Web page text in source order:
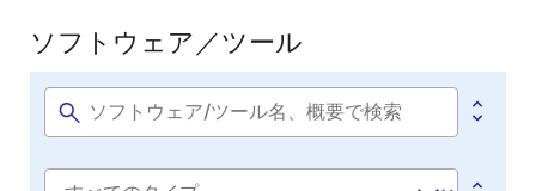
発
ソ
フ
ト
ウ
ソフトウェア／ツール
Software